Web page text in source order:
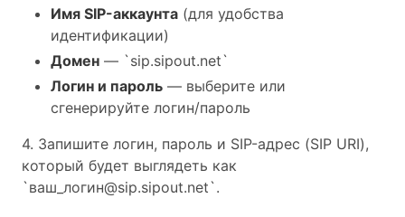
Имя SIP-аккаунта (для удобства
идентификации)
Домен — `sip.sipout.net`
Логин и пароль — выберите или
сгенерируйте логин/пароль
4. Запишите логин, пароль и SIP-адрес (SIP URI),
который будет выглядеть как
`ваш_логин@sip.sipout.net`.